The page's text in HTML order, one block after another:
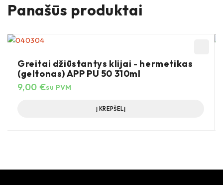
Panašūs produktai
Greitai džiūstantys klijai - hermetikas
(geltonas) APP PU 50 310ml
9,00 €su PVM
Į KREPŠELĮ